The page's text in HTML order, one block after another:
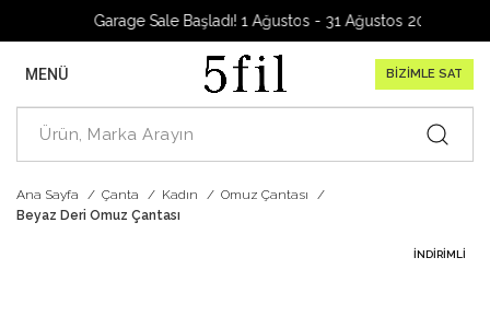
Garage Sale Başladı! 1 Ağustos - 31 Ağustos 2026
MENÜ BİZİMLE SAT
Ana Sayfa Çanta Kadın
Omuz Çantası
Beyaz Deri Omuz Çantası
İNDIRIMLI